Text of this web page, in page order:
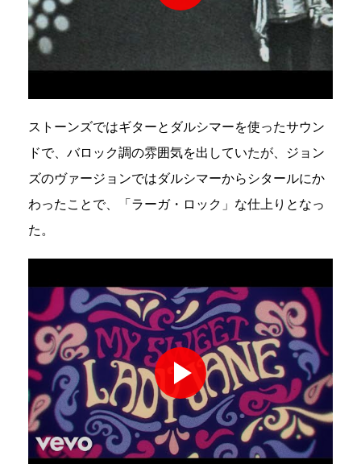
ストーンズではギターとダルシマーを使ったサウン
ドで、バロック調の雰囲気を出していたが、ジョン
ズのヴァージョンではダルシマーからシタールにか
わったことで、「ラーガ・ロック」な仕上りとなっ
た。